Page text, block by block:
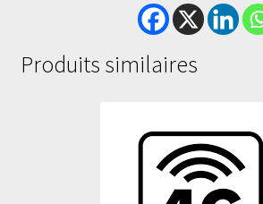
Produits similaires